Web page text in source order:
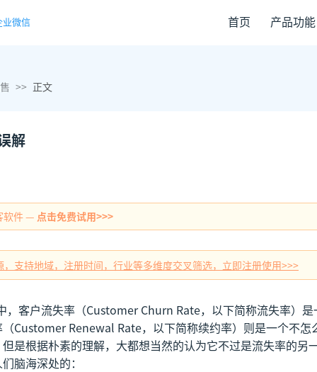
首页 产品功能
>> 正文
解
软件 — 点击免费试用>>>
，支持地域，注册时间，行业等多维度交叉筛选，立即注册使用>>>
，客户流失率（Customer Churn Rate，以下简称流失率）
Customer Renewal Rate，以下简称续约率）则是一个不怎
是根据朴素的理解，大都想当然的认为它不过是流失率的另
脑海深处的：